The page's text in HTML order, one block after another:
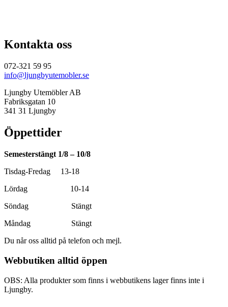
Kontakta oss
072-321 59 95
info@ljungbyutemobler.se
Ljungby Utemöbler AB
Fabriksgatan 10
341 31 Ljungby
Öppettider
Semesterstängt 1/8 – 10/8
Tisdag-Fredag 13-18
Lördag 10-14
Söndag Stängt
Måndag Stängt
Du når oss alltid på telefon och mejl.
Webbutiken alltid öppen
OBS: Alla produkter som finns i webbutikens lager finns inte i
Ljungby.